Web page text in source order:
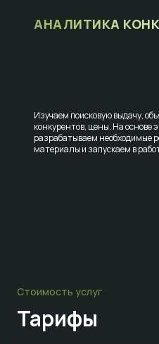
АНАЛИТИКА
Изучаем поисковую выдачу,
конкурентов, цены. На основе
разрабатываем необходимые
материалы и запускаем в
Стоимость услуг
Тарифы